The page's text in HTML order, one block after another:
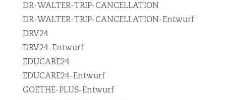
DR-WALTER-TRIP-CANCELLATION
DR-WALTER-TRIP-CANCELLATION-Entwurf
DRV24
DRV24-Entwurf
EDUCARE24
EDUCARE24-Entwurf
GOETHE-PLUS-Entwurf